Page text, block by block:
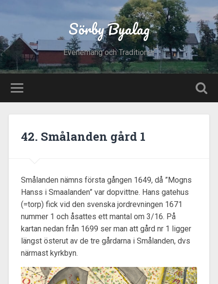
Sörby Byalag
Evenemang och Traditioner
42. Smålanden gård 1
Smålanden nämns första gången 1649, då ”Mogns
Hanss i Smaalanden” var dopvittne. Hans gatehus
(=torp) fick vid den svenska jordrevningen 1671
nummer 1 och åsattes ett mantal om 3/16. På
kartan nedan från 1699 ser man att gård nr 1 ligger
längst österut av de tre gårdarna i Smålanden, dvs
närmast kyrkbyn.